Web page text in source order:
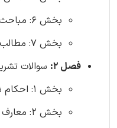
بخش 6: مباحث روانشناختی - صفحه 265
بخش 7: مطالب قرآنی - صفحه 670
فصل 2:
سوالات
بخش 1: احکام شرعی - صفحه 281 (249 سوال)
بخش 2: معارف اسلامی - صفحه 324 (96 سوال)